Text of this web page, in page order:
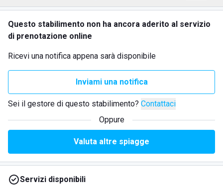
Questo stabilimento non ha ancora aderito al servizio
di prenotazione online
Ricevi una notifica appena sarà disponibile
Inviami una notifica
Sei il gestore di questo stabilimento? Contattaci
Oppure
Valuta altre spiagge
Servizi disponibili